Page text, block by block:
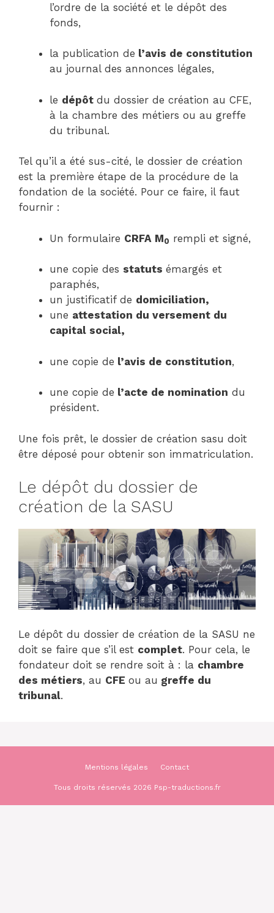
l’ordre de la société et le dépôt des
fonds,
la publication de l’avis de constitution
au journal des annonces légales,
le dépôt du dossier de création au CFE,
à la chambre des métiers ou au greffe
du tribunal.
Tel qu’il a été sus-cité, le dossier de création
est la première étape de la procédure de la
fondation de la société. Pour ce faire, il faut
fournir :
Un formulaire CRFA M0 rempli et signé,
une copie des statuts émargés et
paraphés,
un justificatif de domiciliation,
une attestation du versement du
capital social,
une copie de l’avis de constitution,
une copie de l’acte de nomination du
président.
Une fois prêt, le dossier de création sasu doit
être déposé pour obtenir son immatriculation.
Le dépôt du dossier de
création de la SASU
Le dépôt du dossier de création de la SASU ne
doit se faire que s’il est complet. Pour cela, le
fondateur doit se rendre soit à : la chambre
des métiers, au CFE ou au greffe du
tribunal.
Mentions légales Contact
Tous droits réservés 2026 Psp-traductions.fr